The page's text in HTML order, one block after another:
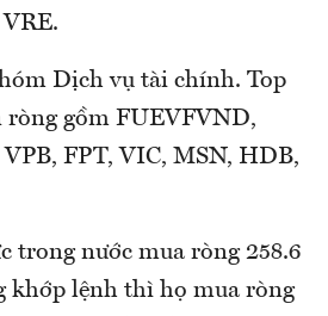
Dịch vụ tài chính. Top
ròng gồm FUEVFVND,
FPT, VIC, MSN, HDB,
trong nước mua ròng 258.6
khớp lệnh thì họ mua ròng